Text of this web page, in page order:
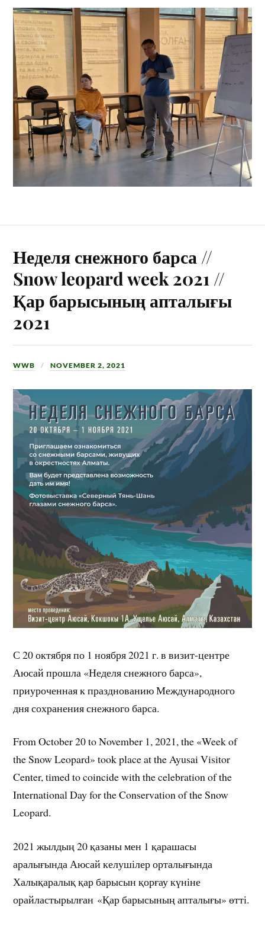
Неделя снежного барса //
Snow leopard week 2021 //
Қар барысының апталығы
2021
WWB NOVEMBER 2, 2021
С 20 октября по 1 ноября 2021 г. в визит-центре
Аюсай прошла «Неделя снежного барса»,
приуроченная к празднованию Международного
дня сохранения снежного барса.
From October 20 to November 1, 2021, the «Week of
the Snow Leopard» took place at the Ayusai Visitor
Center, timed to coincide with the celebration of the
International Day for the Conservation of the Snow
Leopard.
2021 жылдың 20 қазаны мен 1 қарашасы
аралығында Аюсай келушілер орталығында
Халықаралық қар барысын қорғау күніне
орайластырылған «Қар барысының апталығы» өтті.